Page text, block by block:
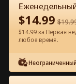
60
$14.99 $
$14.99 за Первая
любое время.